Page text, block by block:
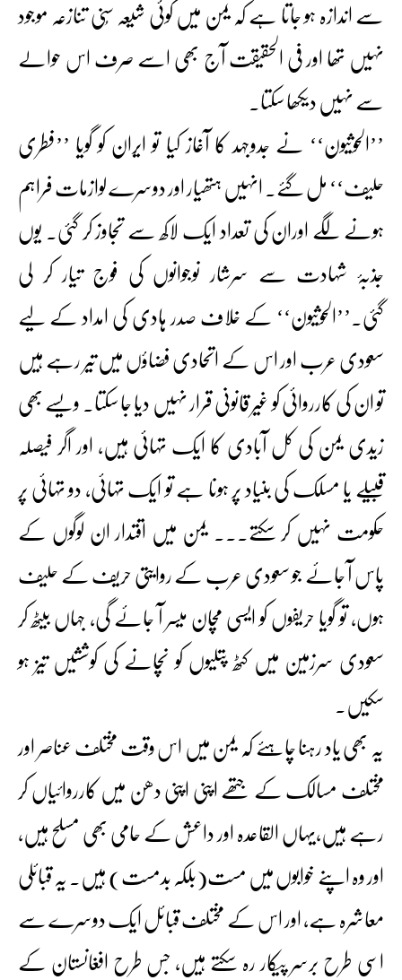
سے اندازہ ہو جاتا ہے کہ یمن میں کوئی شیعہ سُنی تنازعہ موجود
نہیں تھا اور فی الحقیقت آج بھی اسے صرف اس حوالے
سے نہیں دیکھا سکتا۔
’’الحوثیون‘‘ نے جدوجہد کا آغاز کیا تو ایران کو گویا ’’فطری
حلیف‘‘ مل گئے۔ انہیں ہتھیار اور دوسرے لوازمات فراہم
ہونے لگے اوران کی تعداد ایک لاکھ سے تجاوز کر گئی۔ یوں
جذبۂ شہادت سے سرشار نوجوانوں کی فوج تیار کر لی
گئی۔’’الحوثیون‘‘ کے خلاف صدر ہادی کی امداد کے لیے
سعودی عرب اور اس کے اتحادی فضاؤں میں تیر رہے ہیں
تو ان کی کارروائی کو غیر قانونی قرار نہیں دیا جا سکتا۔ ویسے بھی
زیدی یمن کی کل آبادی کا ایک تہائی ہیں، اور اگر فیصلہ
قبیلے یا مسلک کی بنیاد پر ہونا ہے تو ایک تہائی، دو تہائی پر
حکومت نہیں کر سکتے۔۔۔ یمن میں اقتدار ان لوگوں کے
پاس آ جائے جو سعودی عرب کے روایتی حریف کے حلیف
ہوں، تو گویا حریفوں کو ایسی مچان میسر آ جائے گی، جہاں بیٹھ کر
سعودی سرزمین میں کٹھ پتلیوں کو نچانے کی کوششیں تیز ہو
سکیں۔
یہ بھی یاد رہنا چاہئے کہ یمن میں اس وقت مختلف عناصر اور
مختلف مسالک کے جتھے اپنی اپنی دھن میں کارروائیاں کر
رہے ہیں،یہاں القاعدہ اور داعش کے حامی بھی مسلح ہیں،
اور وہ اپنے خوابوں میں مست(بلکہ بدمست) ہیں۔ یہ قبائلی
معاشرہ ہے، اور اس کے مختلف قبائل ایک دوسرے سے
اسی طرح برسر پیکار رہ سکتے ہیں، جس طرح افغانستان کے